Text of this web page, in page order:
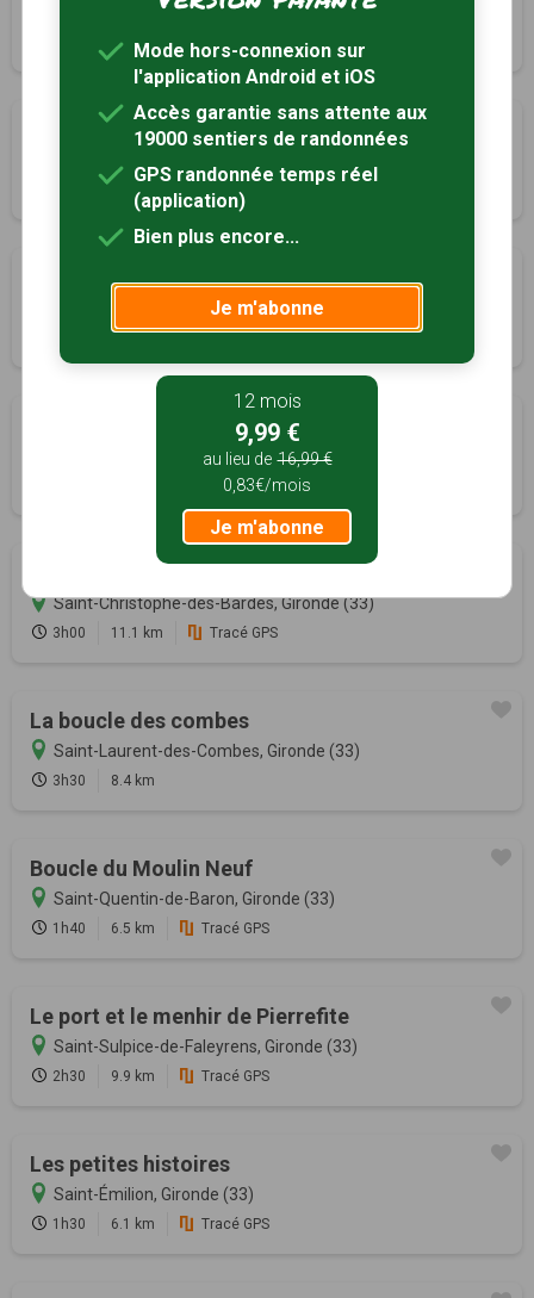
Montagne, Gironde (33)
11.8 km
A la découverte de Néac et Lalande de Pomerol
4.1 km Tracé GPS
Les satellites
Puisseguin, Gironde (33)
17.1 km Tracé GPS
Tracé GPS
Saint-Christophe-des-Bardes, Gironde (33)
3h00 11.1 km Tracé GPS
La boucle des combes
Saint-Laurent-des-Combes, Gironde (33)
3h30 8.4 km
Boucle du Moulin Neuf
Saint-Quentin-de-Baron, Gironde (33)
1h40 6.5 km Tracé GPS
Le port et le menhir de Pierrefite
Saint-Sulpice-de-Faleyrens, Gironde (33)
2h30 9.9 km Tracé GPS
Les petites histoires
Saint-Émilion, Gironde (33)
1h30 6.1 km Tracé GPS
Mode hors-connexion sur
l'application Android et iOS
Accès garantie sans attente aux
19000 sentiers de randonnées
GPS randonnée temps réel
(application)
Bien plus encore...
Je m'abonne
12 mois
9,99 €
au lieu de 16,99 €
0,83€/mois
Je m'abonne